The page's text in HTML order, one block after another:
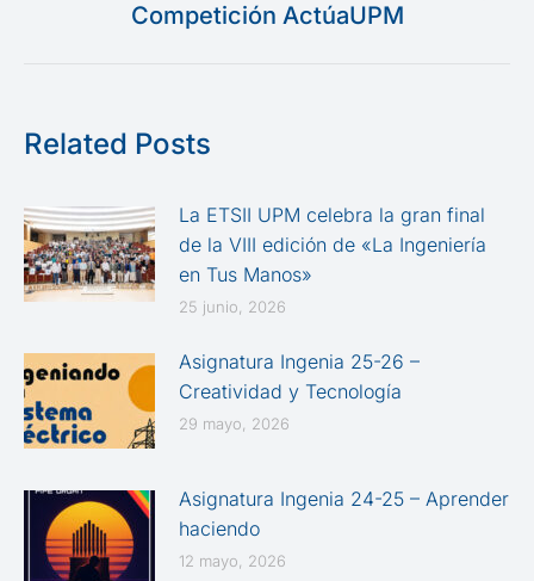
siguiente:
Competición ActúaUPM
Related Posts
La ETSII UPM celebra la gran final
de la VIII edición de «La Ingeniería
en Tus Manos»
25 junio, 2026
Asignatura Ingenia 25-26 –
Creatividad y Tecnología
29 mayo, 2026
Asignatura Ingenia 24-25 – Aprender
haciendo
12 mayo, 2026